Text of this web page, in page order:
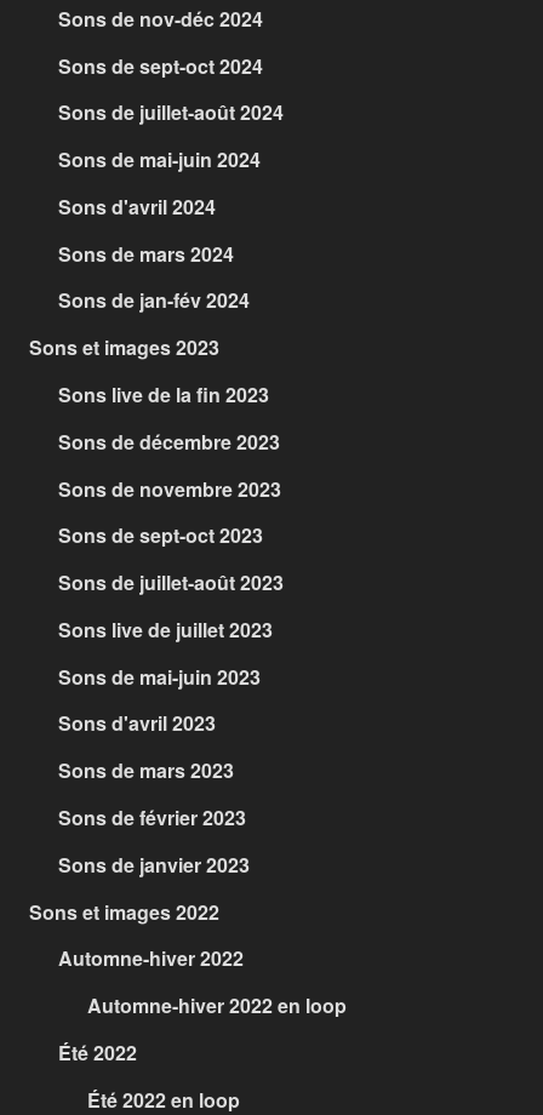
Sons de nov-déc 2024
Sons de sept-oct 2024
Sons de juillet-août 2024
Sons de mai-juin 2024
Sons d'avril 2024
Sons de mars 2024
Sons de jan-fév 2024
Sons et images 2023
Sons live de la fin 2023
Sons de décembre 2023
Sons de novembre 2023
Sons de sept-oct 2023
Sons de juillet-août 2023
Sons live de juillet 2023
Sons de mai-juin 2023
Sons d'avril 2023
Sons de mars 2023
Sons de février 2023
Sons de janvier 2023
Sons et images 2022
Automne-hiver 2022
Automne-hiver 2022 en loop
Été 2022
Été 2022 en loop